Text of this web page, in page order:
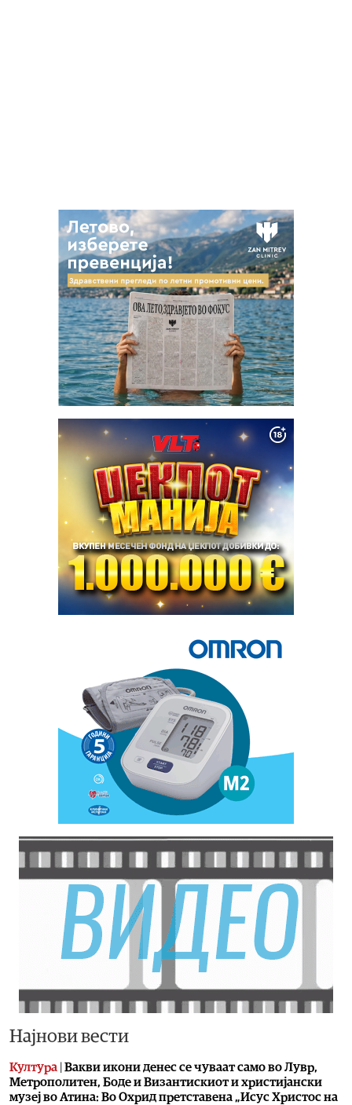
Најнови вести
Култура Вакви икони денес се чуваат само во Лувр,
Метрополитен, Боде и Византискиот и христијански
музеј во Атина: Во Охрид претставена „Исус Христос на